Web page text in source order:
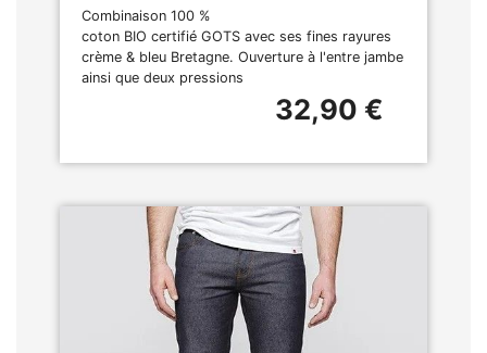
Combinaison 100 %
coton BIO certifié GOTS avec ses fines rayures
crème & bleu Bretagne. Ouverture à l'entre jambe
ainsi que deux pressions
32,90 €